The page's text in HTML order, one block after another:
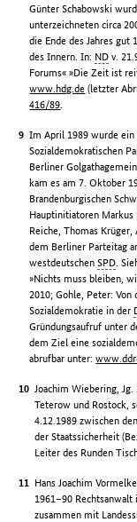
Günter Schabowski
unterzeichneten circa
die Ende des Jahres
des Innern. In: ND v.
Forums« »Die Zeit ist
www.hdg.de (letzter
416/89
Im April 1989 wurde
Sozialdemokratischen
Berliner
kam es am 7. Oktober
Brandenburgischen
Hauptinitiatoren
Reiche, Thomas
dem Berliner Parteitag
westdeutschenSPD .
»Nichts muss bleiben,
2010; Gohle, Peter: Von
Sozialdemokratie in der
Gründungsaufruf unter
dem Ziel eine
abrufbar unter:
Joachim Wiebering,
Teterow und Rostock,
4.12.1989 zwischen
der Staatssicherheit
Leiter des Runden
Hans Joachim
1961–90
zusammen mit